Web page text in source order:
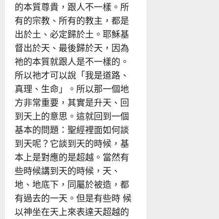
的本質尊貴，跟人不一樣。所
有的宗教、所有的教主，都是
出於土、必定歸於土。耶穌基
督出於天、最後歸於天，因為
祂的本質就跟人是不一樣的。
所以祂才可以說「我是道路、
真理、生命」。所以那一個地
方非常重要，其實是升天、回
到天上的意思。這就回到一個
基本的問題：聖經裡面如何談
到天呢？它談到天的時候，基
本上是對應的是超越。當然有
些時候講到天的時候，天、
地、地底下，同屬於被造，都
有過去的一天。但是有些時 候
以神坐在天上來表達天超越的